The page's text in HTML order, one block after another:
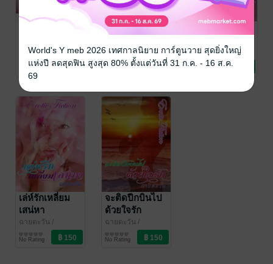
ฉายตะวัน/
looksao_suay
นิยายโรมานซ์
ไร่รักเรือนตะวัน
looksao_suay
นิยายโรมานซ์
กว่าจะรู้รสรัก
looksao_suay
นิยายโรมานซ์
เล่ห์รักเหลี่ยม
เสน่หา
ฉายตะวัน /
looksao_suay
นิยายโรมานซ์
No Rating
จะติดปีกบินไป
ด้วยใจรัก
ฉายตะวัน /
looksao_suay
นิยายโรมานซ์
No Rating
World's Y meb 2026 เทศกาลนิยาย การ์ตูนวาย สุดยิ่งใหญ่
แห่งปี ลดสุดฟิน สูงสุด 80% ตั้งแต่วันที่ 31 ก.ค. - 16 ส.ค.
69